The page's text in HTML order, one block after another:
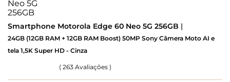
Smartphone Motorola Edge 60 Neo 5G 256GB
24GB (12GB RAM + 12GB RAM Boost) 50MP Sony Câmera Moto AI e
tela 1,5K Super HD - Cinza
( 263 Avaliações )